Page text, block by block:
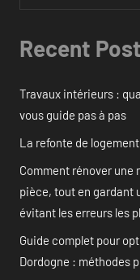
Recent
Travaux intérieurs :
vous guide pas à pas
La refonte de
Comment rénover une
pièce, tout en gardant
évitant les erreurs les
Guide complet pour
Dordogne : méthodes